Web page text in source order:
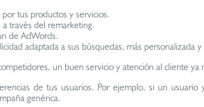
tus productos y servicios.
través del remarketing.
de AdWords.
adaptada a sus búsquedas, más personalizada
un buen servicio y atención al cliente ya
de tus usuarios. Por ejemplo, si un
genérica.